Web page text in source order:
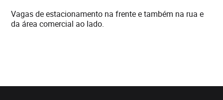
Vagas de estacionamento na frente e também na rua e
da área comercial ao lado.